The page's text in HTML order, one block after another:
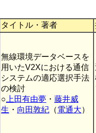
タイトル・著者
無線環境データベースを
用いたV2Xにおける通信
システムの適応選択手法
の検討
○ 上田有由夢 ・ 藤井威
生 ・ 向田敦紀 （電通大）